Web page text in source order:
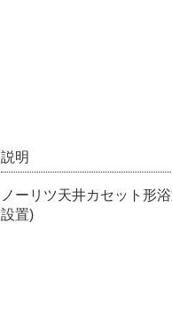
説明
ノーリツ天井カセット形
設置)